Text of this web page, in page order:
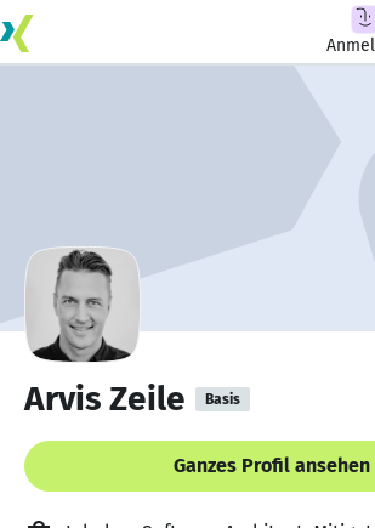
Arvis Zeile Basis
Ganzes Profil ansehen